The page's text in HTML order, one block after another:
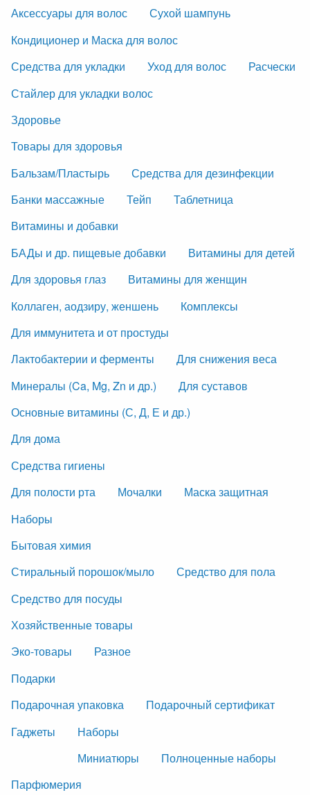
Аксессуары для волос
Сухой шампунь
Кондиционер и Маска для волос
Средства для укладки
Уход для волос
Расчески
Стайлер для укладки волос
Здоровье
Товары для здоровья
Бальзам/Пластырь
Средства для дезинфекции
Банки массажные
Тейп
Таблетница
Витамины и добавки
БАДы и др. пищевые добавки
Витамины для детей
Для здоровья глаз
Витамины для женщин
Коллаген, аодзиру, женшень
Комплексы
Для иммунитета и от простуды
Лактобактерии и ферменты
Для снижения веса
Минералы (Ca, Mg, Zn и др.)
Для суставов
Основные витамины (С, Д, Е и др.)
Для дома
Средства гигиены
Для полости рта
Мочалки
Маска защитная
Наборы
Бытовая химия
Стиральный порошок/мыло
Средство для пола
Средство для посуды
Хозяйственные товары
Эко-товары
Разное
Подарки
Подарочная упаковка
Подарочный сертификат
Гаджеты
Наборы
Миниатюры
Полноценные наборы
Парфюмерия